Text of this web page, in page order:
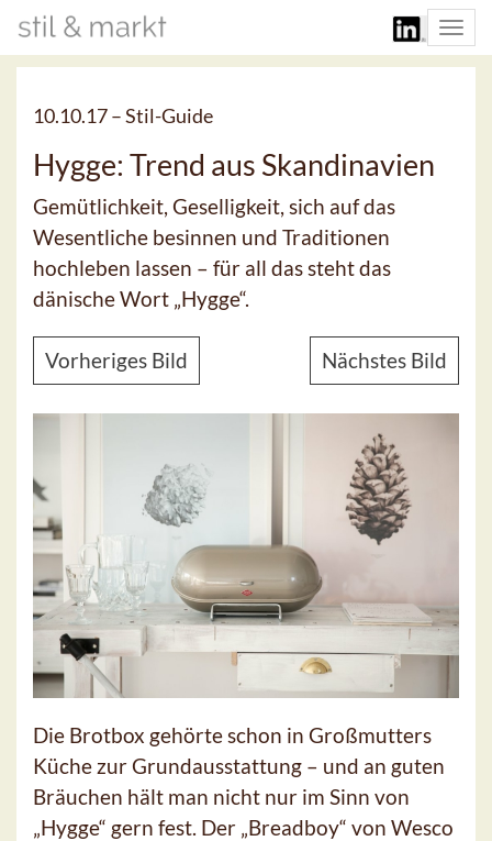
10.10.17 –Stil-Guide
Hygge: Trend aus Skandinavien
Gemütlichkeit, Geselligkeit, sich auf das
Wesentliche besinnen und Traditionen
hochleben lassen – für all das steht das
dänische Wort „Hygge“.
Vorheriges Bild Nächstes Bild
Die Brotbox gehörte schon in Großmutters
Küche zur Grundausstattung – und an guten
Bräuchen hält man nicht nur im Sinn von
„Hygge“ gern fest. Der „Breadboy“ von Wesco